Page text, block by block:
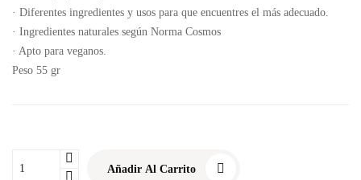
· Diferentes ingredientes y usos para que encuentres el más adecuado.
· Ingredientes naturales según Norma Cosmos
· Apto para veganos.
Peso 55 gr
Añadir Al Carrito